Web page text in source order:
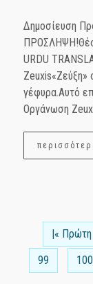
Δημοσίευση
URDU
Zeuxis«Ζεύξη»
γέφυρα.Αυτό
Οργάνωση
|« Πρώτη
99
100